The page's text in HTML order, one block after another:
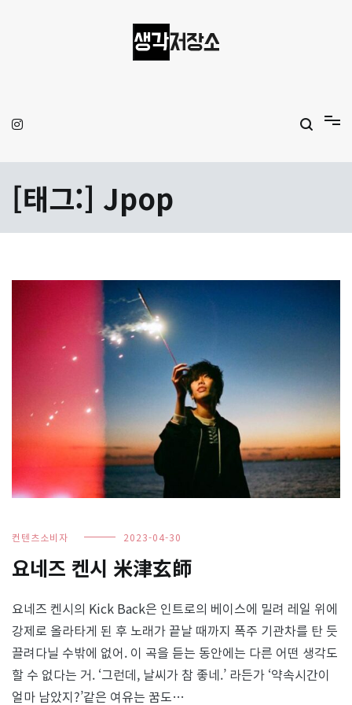
[태그:] Jpop
컨텐츠소비자 2023-04-30
요네즈 켄시 米津玄師
요네즈 켄시의 Kick Back은 인트로의 베이스에 밀려 레일 위에
강제로 올라타게 된 후 노래가 끝날 때까지 폭주 기관차를 탄 듯
끌려다닐 수밖에 없어. 이 곡을 듣는 동안에는 다른 어떤 생각도
할 수 없다는 거. ‘그런데, 날씨가 참 좋네.’ 라든가 ‘약속시간이
얼마 남았지?’같은 여유는 꿈도…